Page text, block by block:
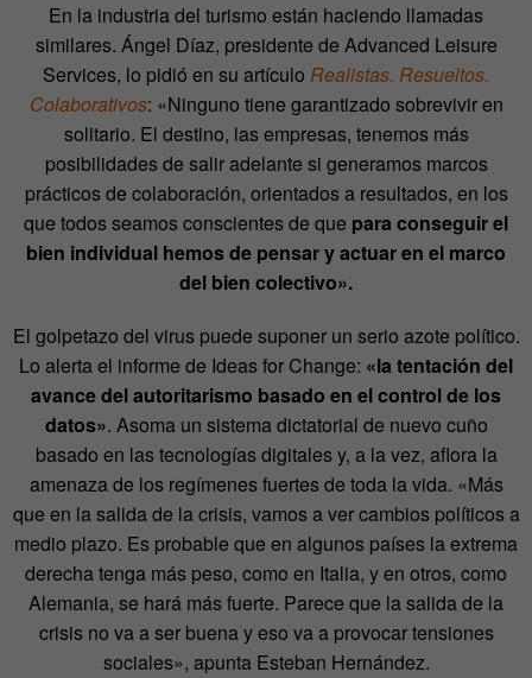
En la industria del turismo están haciendo llamadas
similares. Ángel Díaz, presidente de Advanced Leisure
Services, lo pidió en su artículo Realistas. Resueltos.
Colaborativos: «Ninguno tiene garantizado sobrevivir en
solitario. El destino, las empresas, tenemos más
posibilidades de salir adelante si generamos marcos
prácticos de colaboración, orientados a resultados, en los
que todos seamos conscientes de que para conseguir el
bien individual hemos de pensar y actuar en el marco
del bien colectivo».
El golpetazo del virus puede suponer un serio azote político.
Lo alerta el informe de Ideas for Change: «la tentación del
avance del autoritarismo basado en el control de los
datos». Asoma un sistema dictatorial de nuevo cuño
basado en las tecnologías digitales y, a la vez, aflora la
amenaza de los regímenes fuertes de toda la vida. «Más
que en la salida de la crisis, vamos a ver cambios políticos a
medio plazo. Es probable que en algunos países la extrema
derecha tenga más peso, como en Italia, y en otros, como
Alemania, se hará más fuerte. Parece que la salida de la
crisis no va a ser buena y eso va a provocar tensiones
sociales», apunta Esteban Hernández.